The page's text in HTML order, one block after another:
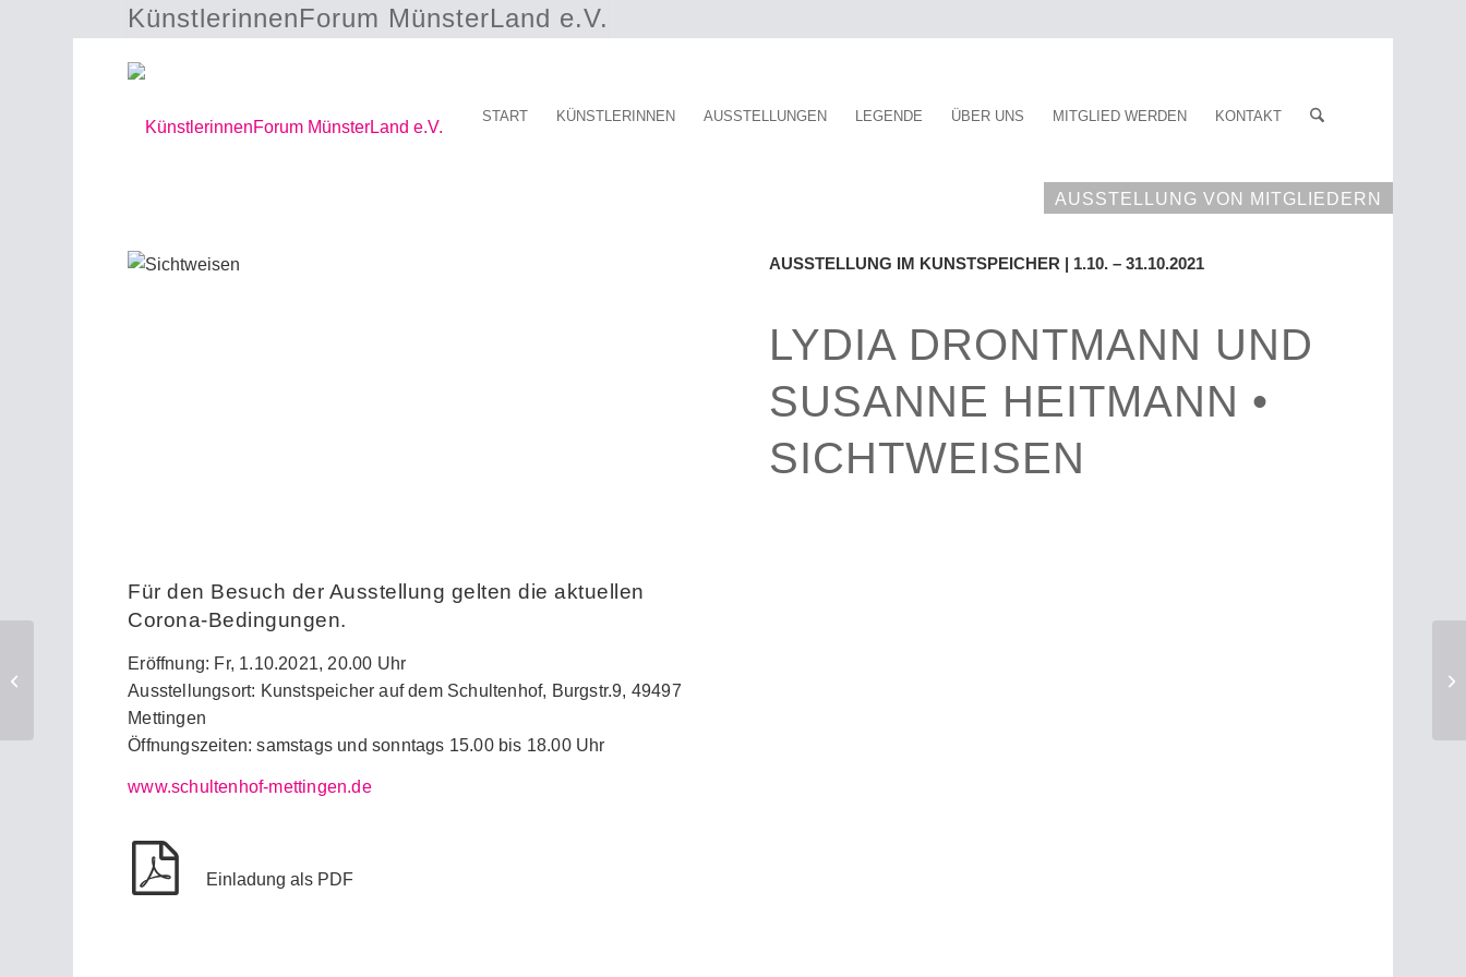
KünstlerinnenForum MünsterLand e.V.
START KÜNSTLERINNEN AUSSTELLUNGEN LEGENDE ÜBER UNS MITGLIED WERDEN KONTAKT
AUSSTELLUNG VON MITGLIEDERN
AUSSTELLUNG IM KUNSTSPEICHER | 1.10. – 31.10.2021
LYDIA DRONTMANN UND
SUSANNE HEITMANN •
SICHTWEISEN
Für den Besuch der Ausstellung gelten die aktuellen
Corona-Bedingungen.
Eröffnung: Fr, 1.10.2021, 20.00 Uhr
Ausstellungsort: Kunstspeicher auf dem Schultenhof, Burgstr.9, 49497
Mettingen
Öffnungszeiten: samstags und sonntags 15.00 bis 18.00 Uhr
www.schultenhof-mettingen.de
Einladung als PDF
Vielfalt | KunstOrt
Münsterland | 2021